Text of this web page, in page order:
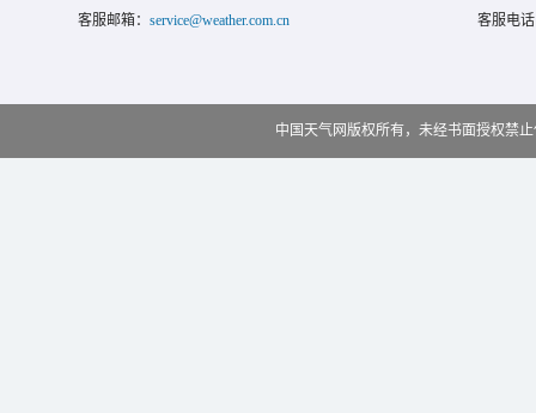
客服邮箱： service@weather.com.cn 客服电
中国天气网版权所有，未经书面授权